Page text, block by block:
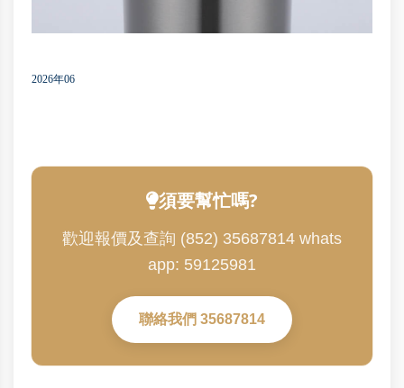
2026年06
須要幫忙嗎?
歡迎報價及查詢 (852) 35687814 whats
app: 59125981
聯絡我們 35687814